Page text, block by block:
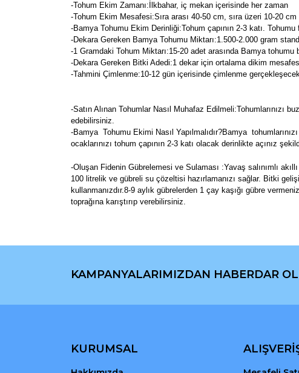
-Tohum Ekim Zamanı:İlkbahar, iç mekan içerisinde her zaman
-Tohum Ekim Mesafesi:Sıra arası 40-50 cm, sıra üzeri 10-20
-Bamya Tohumu Ekim Derinliği:Tohum çapının 2-3 katı.
-Dekara Gereken Bamya Tohumu Miktarı:1.500-2.000 gram
-1 Gramdaki Tohum Miktarı:15-20 adet arasında Bamya tohumu
-Dekara Gereken Bitki Adedi:1 dekar için ortalama dikim
-Tahmini Çimlenme:10-12 gün içerisinde çimlenme
-Satın Alınan Tohumlar Nasıl Muhafaz Edilmeli:Tohumlarınızı
edebilirsiniz.
-Bamya Tohumu Ekimi Nasıl Yapılmalıdır?Bamya
ocaklarınızı tohum çapının 2-3 katı olacak derinlikte açınız
-Oluşan Fidenin Gübrelemesi ve Sulaması :Yavaş salınımlı
100 litrelik ve gübreli su çözeltisi hazırlamanızı sağlar. Bitki
kullanmanızdır.8-9 aylık gübrelerden 1 çay kaşığı gübre
toprağına karıştırıp verebilirsiniz.
Görüş ve önerileriniz için teşekkür ederiz.
Ürün resmi kalitesiz, bozuk veya görüntülenemiyor.
KAMPANYALARIMIZDAN HABERDAR
KURUMSAL